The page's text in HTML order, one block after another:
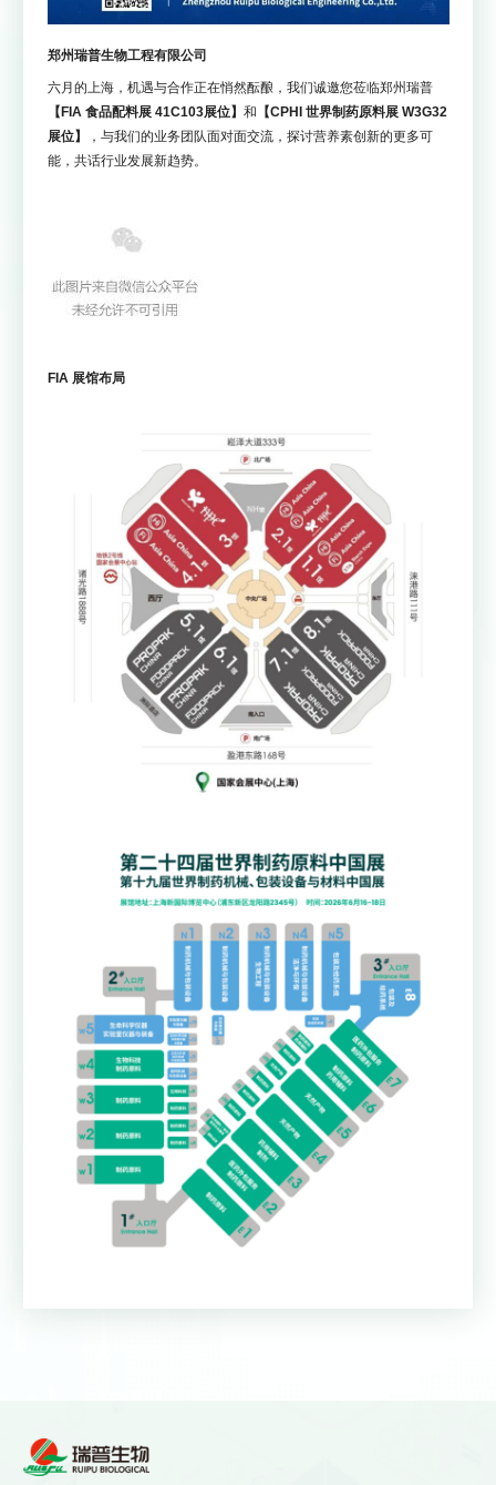
郑州瑞普生物工程有限公司
六月的上海，机遇与合作正在悄然酝酿，我们诚邀您莅临郑州瑞普
【FIA 食品配料展 41C103展位】 和 【CPHI 世界制药原料展 W3G32
展位】
，与我们的业务团队面对面交流，探讨营养素创新的更多可
能，共话行业发展新趋势。
FIA 展馆布局